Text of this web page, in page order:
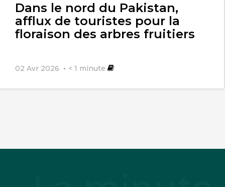
Dans le nord du Pakistan,
afflux de touristes pour la
floraison des arbres fruitiers
02 Avr 2026 < 1 minute